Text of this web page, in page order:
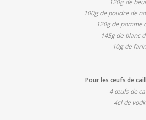
100g de poudre de
120g de pomme
145g de blanc
10g de
Pour les œufs de
4 œufs de
4cl de